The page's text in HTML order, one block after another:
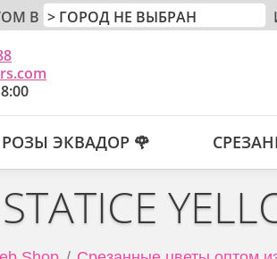
В
РОЗЫ ЭКВАДОР 🌹
STATICE